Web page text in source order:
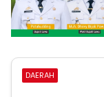
DAERAH